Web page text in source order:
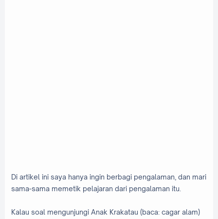
Di artikel ini saya hanya ingin berbagi pengalaman, dan mari
sama-sama memetik pelajaran dari pengalaman itu.
Kalau soal mengunjungi Anak Krakatau (baca: cagar alam)